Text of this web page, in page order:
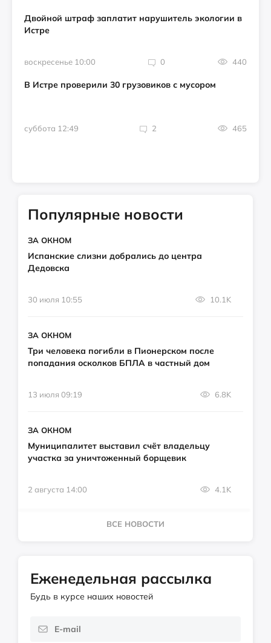
Двойной штраф заплатит нарушитель экологии в
Истре
воскресенье 10:00 0 440
В Истре проверили 30 грузовиков с мусором
суббота 12:49 2 465
Популярные новости
ЗА ОКНОМ
Испанские слизни добрались до центра
Дедовска
30 июля 10:55 10.1K
ЗА ОКНОМ
Три человека погибли в Пионерском после
попадания осколков БПЛА в частный дом
13 июля 09:19 6.8K
ЗА ОКНОМ
Муниципалитет выставил счёт владельцу
участка за уничтоженный борщевик
2 августа 14:00 4.1K
ВСЕ НОВОСТИ
Еженедельная рассылка
Будь в курсе наших новостей